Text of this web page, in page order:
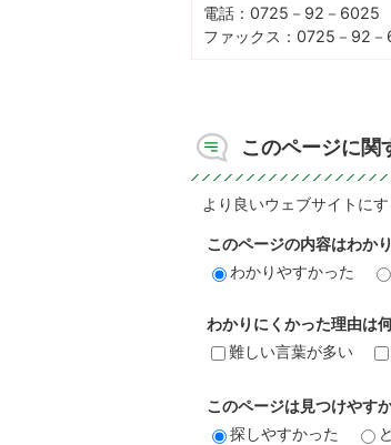
電話：0725－92－6025
ファックス：0725－92
このページに関
より良いウェブサイトに
このページの内容はわか
わかりやすかった
わかりにくかった理由は
難しい言葉が多い
このページは見つけやす
探しやすかった